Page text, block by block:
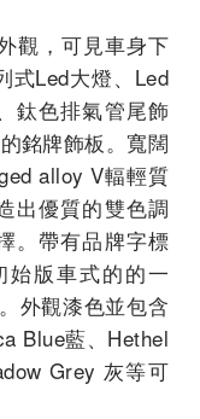
觀，可見車身下
式Led大燈、Led
鈦色排氣管尾飾
銘牌飾板。寬闊
alloy V輻輕質
出優質的雙色調
。帶有品牌字標
始版車式的的一
外觀漆色並包含
Blue藍、Hethel
Grey 灰等可